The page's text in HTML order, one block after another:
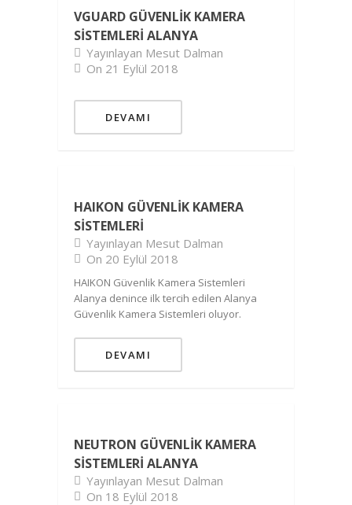
VGUARD GÜVENLIK KAMERA
SISTEMLERI ALANYA
Yayınlayan Mesut Dalman
On 21 Eylül 2018
DEVAMI
HAIKON GÜVENLIK KAMERA
SISTEMLERI
Yayınlayan Mesut Dalman
On 20 Eylül 2018
HAIKON Güvenlik Kamera Sistemleri
Alanya denince ilk tercih edilen Alanya
Güvenlik Kamera Sistemleri oluyor.
DEVAMI
NEUTRON GÜVENLIK KAMERA
SISTEMLERI ALANYA
Yayınlayan Mesut Dalman
On 18 Eylül 2018